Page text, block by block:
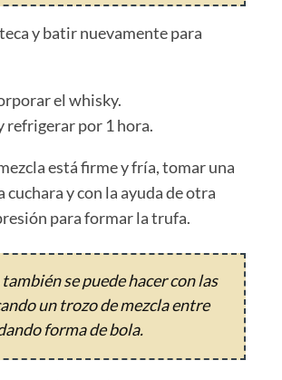
y batir nuevamente para
el whisky.
refrigerar por 1 hora.
está firme y fría, tomar una
cuchara y con la ayuda de otra
para formar la trufa.
se puede hacer con las
un trozo de mezcla entre
forma de bola.